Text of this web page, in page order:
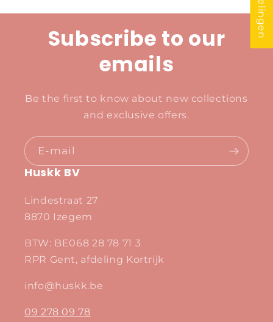
Subscribe to our
emails
Be the first to know about new collections
and exclusive offers.
E‑mail
Huskk BV
Lindestraat 27
8870 Izegem
BTW: BE068 28 78 71 3
RPR Gent, afdeling Kortrijk
info@huskk.be
09 278 09 78